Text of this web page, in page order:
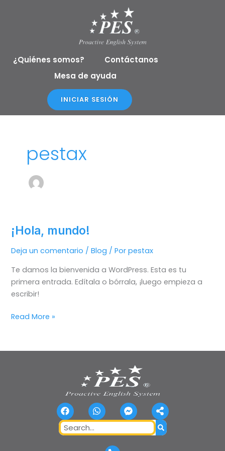
¿Quiénes somos?
Contáctanos
Mesa de ayuda
INICIAR SESIÓN
pestax
¡Hola, mundo!
Deja un comentario /Blog / Porpestax
Te damos la bienvenida a WordPress. Esta es tu
primera entrada. Edítala o bórrala, ¡luego empieza a
escribir!
¡Hola,
Read More »
F
a
c
e
W
h
a
t
F
a
c
e
S
h
a
r
Search